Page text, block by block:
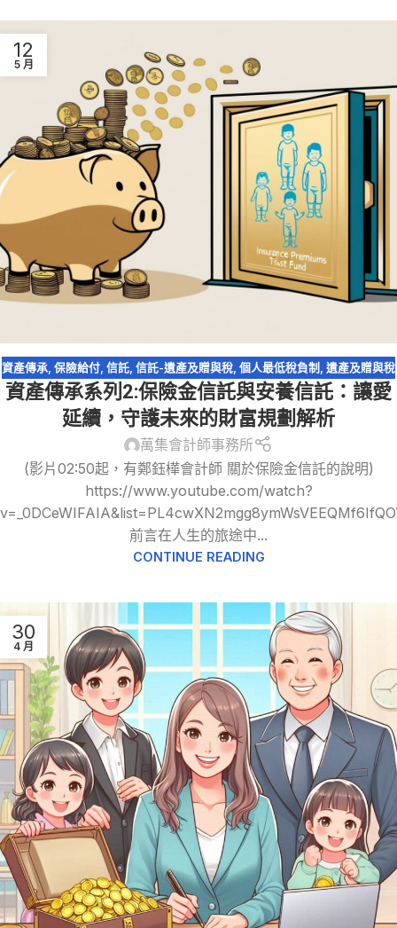
12
5 月
資產傳承 保險給付 信託 信託-遺產及贈與稅 個人最低稅負制 遺產及贈與稅
資產傳承系列2:保險金信託與安養信託：讓愛
延續，守護未來的財富規劃解析
萬集會計師事務所
(影片02:50起，有鄭鈺樺會計師 關於保險金信託的說明)
https://www.youtube.com/watch?
前言在人生的旅途中...
CONTINUE READING
30
4 月